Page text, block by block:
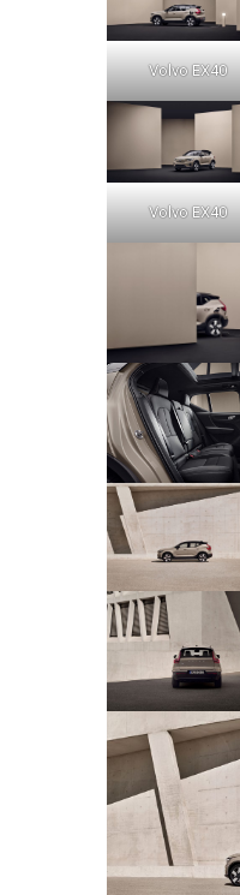
Volvo EX40
Volvo EX40